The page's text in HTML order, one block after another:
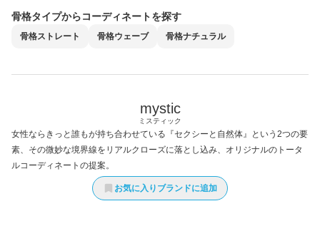
骨格タイプからコーディネートを探す
骨格ストレート 骨格ウェーブ 骨格ナチュラル
mystic
ミスティック
女性ならきっと誰もが持ち合わせている『セクシーと自然体』という2つの要
素、その微妙な境界線をリアルクローズに落とし込み、オリジナルのトータ
ルコーディネートの提案。
お気に入りブランドに追加